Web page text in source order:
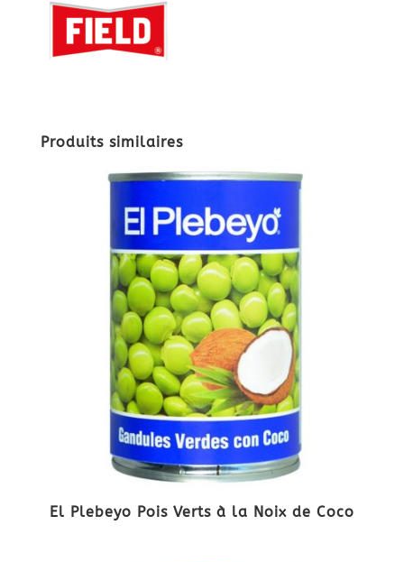
Produits similaires
El Plebeyo Pois Verts à la Noix de Coco